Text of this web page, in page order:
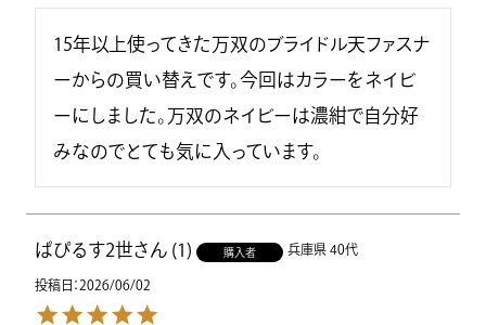
15年以上使ってきた万双のブライドル天ファスナ
ーからの買い替えです。今回はカラーをネイビ
ーにしました。万双のネイビーは濃紺で自分好
みなのでとても気に入っています。
ぱぴるす2世 1 購入者 兵庫県 40代
投稿日 2026/06/02